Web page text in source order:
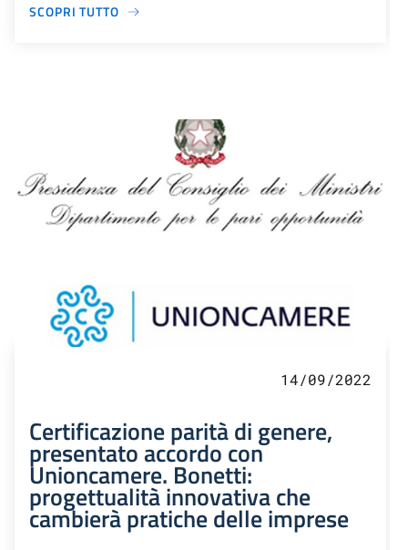
SCOPRI TUTTO
14/09/2022
Certificazione parità di genere,
presentato accordo con
Unioncamere. Bonetti:
progettualità innovativa che
cambierà pratiche delle imprese